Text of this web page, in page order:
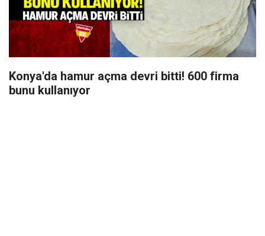
Konya'da hamur açma devri bitti! 600 firma
bunu kullanıyor